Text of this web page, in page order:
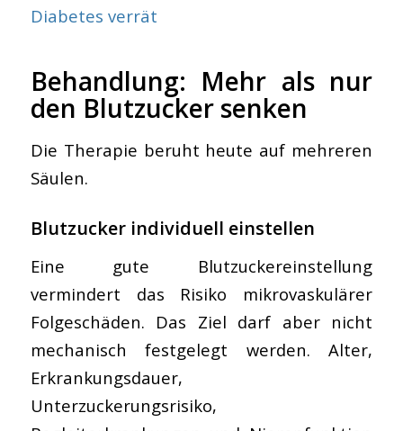
Diabetes verrät
Behandlung: Mehr als nur
den Blutzucker senken
Die Therapie beruht heute auf mehreren
Säulen.
Blutzucker individuell einstellen
Eine gute Blutzuckereinstellung
vermindert das Risiko mikrovaskulärer
Folgeschäden. Das Ziel darf aber nicht
mechanisch festgelegt werden. Alter,
Erkrankungsdauer,
Unterzuckerungsrisiko,